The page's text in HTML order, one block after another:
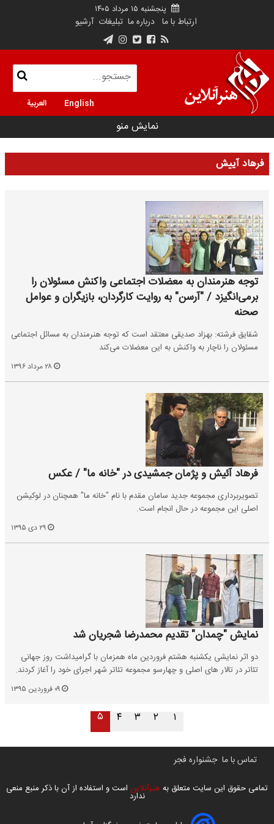
پنجشنبه ۱۵ مرداد ۱۴۰۵
ارتباط با ما درباره ما تبلیغات آرشیو
English العربية
نمایش منو
فرهاد آییش
توجه هنرمندان به معضلات اجتماعی واکنش مسئولان را
برمی‌انگیزد / "آرسن" به روایت کارگردان، بازیگران و عوامل
صحنه
شقایق فرشته: بهزاد صدیقی معتقد است که توجه هنرمندان به مسائل اجتماعی
مسئولان را ناچار به واکنش به این معضلات می‌کند
فرهاد آئیش و پژمان جمشیدی در "خانه ما" / عکس
تصویربرداری مجموعه جدید سامان مقدم با نام "خانه ما" همچنان در لوکیشن
اصلی این مجموعه در حال انجام است.
نمایش "چمدان" تقدیم محمدرضا شجریان شد
دو اثر نمایشی یکشنبه هشتم فروردین ماه همزمان با گرامیداشت روز جهانی
تئاتر در تالار های اصلی و چهارسو مجموعه تئاتر شهر اجرای خود را آغاز کردند.
۱ ۲ ۳ ۴ ۵
تماس با ما جشنواره فجر
تمامی حقوق این سایت متعلق به هنرآنلاین است و استفاده از آن با ذکر منبع منعی
ندارد